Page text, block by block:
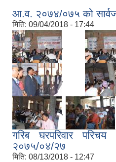
आ.व. २०७४/०७५ को
मिति: 09/04/2018 - 17:44
,
,
,
गरिब घरपरिवार
२०७५/०४/२७
मिति: 08/13/2018 - 12:47